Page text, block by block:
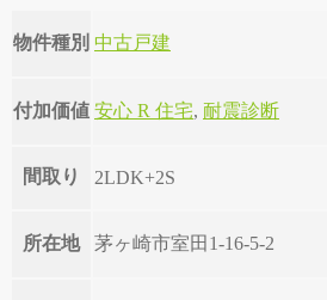
物件種別 中古戸建
付加価値 安心 R 住宅, 耐震診断
間取り 2LDK+2S
所在地 茅ヶ崎市室田1-16-5-2